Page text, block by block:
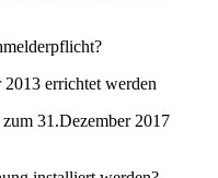
2013 errichtet werden
31.Dezember 2017